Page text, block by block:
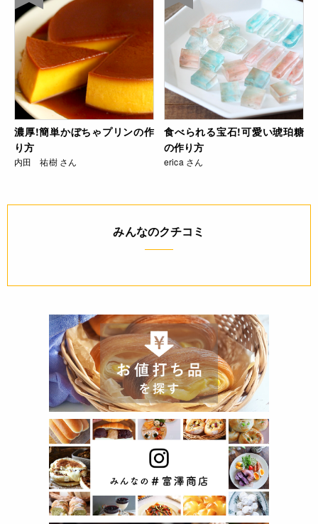
濃厚!簡単かぼちゃプリンの作
り方
内田 祐樹 さん
食べられる宝石!可愛い琥珀糖
の作り方
erica さん
みんなのクチコミ